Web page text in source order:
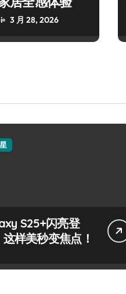
3 月 28, 2026
S25+闪亮登
样美秒变焦点！